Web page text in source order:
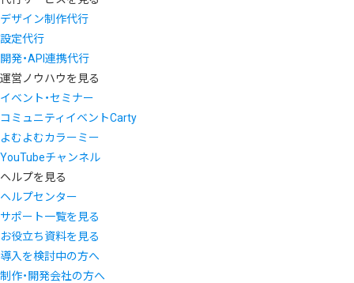
デザイン制作代行
設定代行
開発・API連携代行
運営ノウハウを見る
イベント・セミナー
コミュニティイベントCarty
よむよむカラーミー
YouTubeチャンネル
ヘルプを見る
ヘルプセンター
サポート一覧を見る
お役立ち資料を見る
導入を検討中の方へ
制作・開発会社の方へ